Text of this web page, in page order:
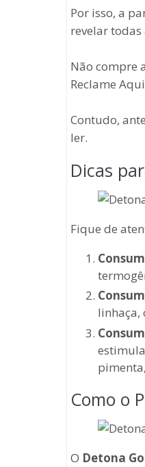
Por isso, a
revelar
Não compre
Reclame
Contudo,
ler.
Dicas
Fique de
linhaça,
Como o
O Detona